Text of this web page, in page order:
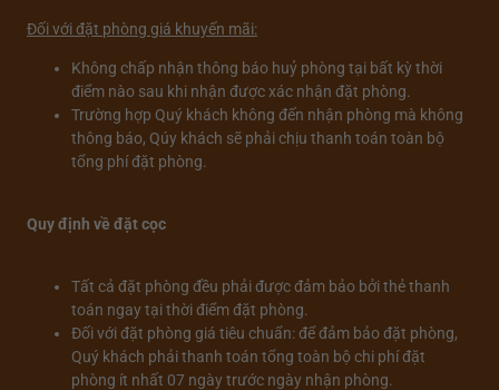
Đối với đặt phòng giá khuyến mãi:
Không chấp nhận thông báo huỷ phòng tại bất kỳ thời
điểm nào sau khi nhận được xác nhận đặt phòng.
Trường hợp Quý khách không đến nhận phòng mà không
thông báo, Qúy khách sẽ phải chịu thanh toán toàn bộ
tổng phí đặt phòng.
Quy định về đặt cọc
Tất cả đặt phòng đều phải được đảm bảo bởi thẻ thanh
toán ngay tại thời điểm đặt phòng.
Đối với đặt phòng giá tiêu chuẩn: để đảm bảo đặt phòng,
Quý khách phải thanh toán tổng toàn bộ chi phí đặt
phòng ít nhất 07 ngày trước ngày nhận phòng.